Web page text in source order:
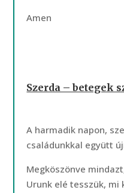
Amen
Szerda – betegek
A harmadik napon,
családunkkal együtt
Megköszönve
Urunk elé tesszük, mi